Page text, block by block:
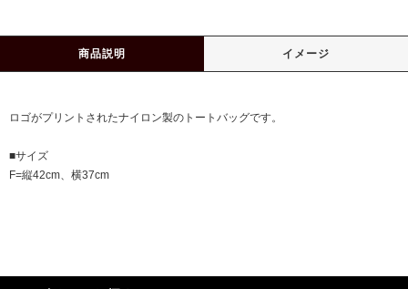
商品説明 イメージ
ロゴがプリントされたナイロン製のトートバッグです。
■サイズ
F=縦42cm、横37cm